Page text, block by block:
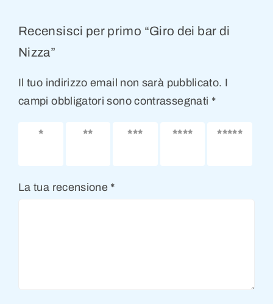
Recensisci per primo “Giro dei bar di
Nizza”
Il tuo indirizzo email non sarà pubblicato. I
campi obbligatori sono contrassegnati *
4
5
La tua recensione *